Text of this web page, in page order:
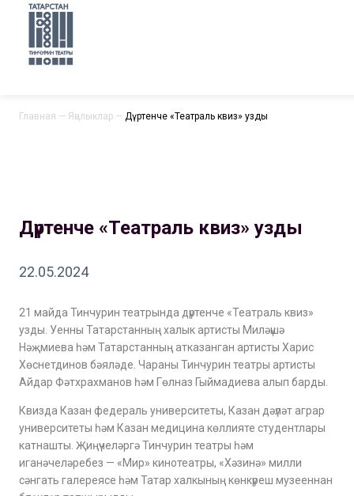
Главная — Яңалыклар — Дүртенче «Театраль квиз» узды
Дүртенче «Театраль квиз» узды
22.05.2024
21 майда Тинчурин театрында дүртенче «Театраль квиз»
узды. Уенны Татарстанның халык артисты Миләүшә
Нәҗмиева һәм Татарстанның атказанган артисты Харис
Хөснетдинов бәяләде. Чараны Тинчурин театры артисты
Айдар Фәтхрахманов һәм Гөлназ Гыймадиева алып барды.
Квизда Казан федераль университеты, Казан дәүләт аграр
университеты һәм Казан медицина көллияте студентлары
катнашты. Җиңүчеләргә Тинчурин театры һәм
иганәчеләребез — «Мир» кинотеатры, «Хәзинә» милли
сәнгать галереясе һәм Татар халкының көнкүреш музееннан